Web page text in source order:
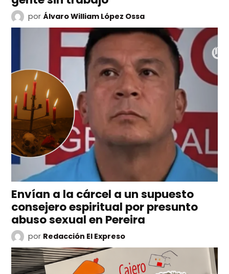
por Álvaro William López Ossa
Envían a la cárcel a un supuesto
consejero espiritual por presunto
abuso sexual en Pereira
por Redacción El Expreso